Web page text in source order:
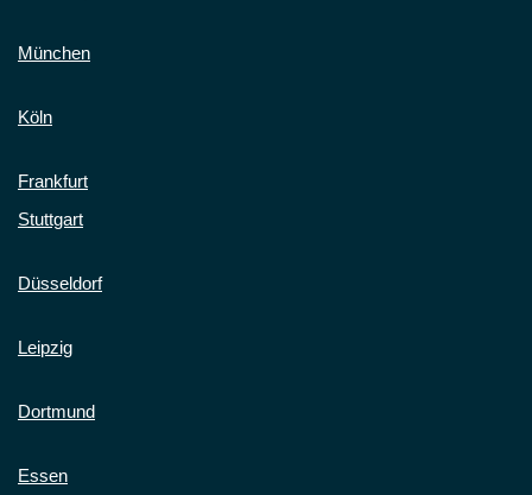
München
Köln
Frankfurt
Stuttgart
Düsseldorf
Leipzig
Dortmund
Essen